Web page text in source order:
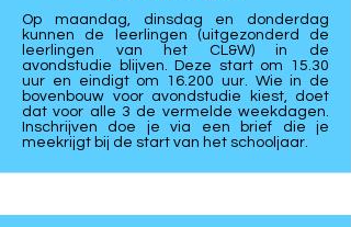
Op maandag, dinsdag en donderdag
kunnen de leerlingen (uitgezonderd de
leerlingen van het CL&W) in de
avondstudie blijven. Deze start om 15.30
uur en eindigt om 16.200 uur. Wie in de
bovenbouw voor avondstudie kiest, doet
dat voor alle 3 de vermelde weekdagen.
Inschrijven doe je via een brief die je
meekrijgt bij de start van het schooljaar.